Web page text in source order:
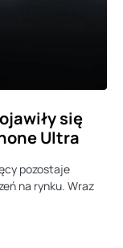
się
Ultra
pozostaje
na rynku. Wraz